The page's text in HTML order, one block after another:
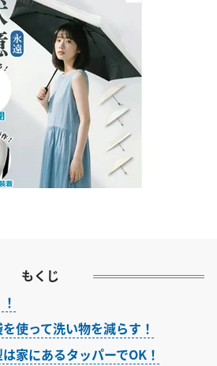
もくじ
使って洗い物を減らす！
家にあるタッパーでOK！